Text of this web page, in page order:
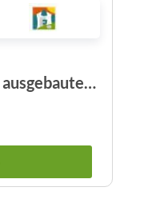
Häuser mit EG plus ausgebautem DG 100 bis 200 -...